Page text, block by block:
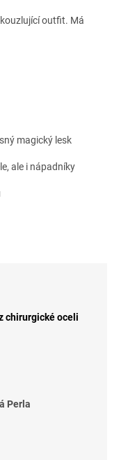
outfit. Má
magický lesk
ale i nápadníky
chirurgické oceli
Perla